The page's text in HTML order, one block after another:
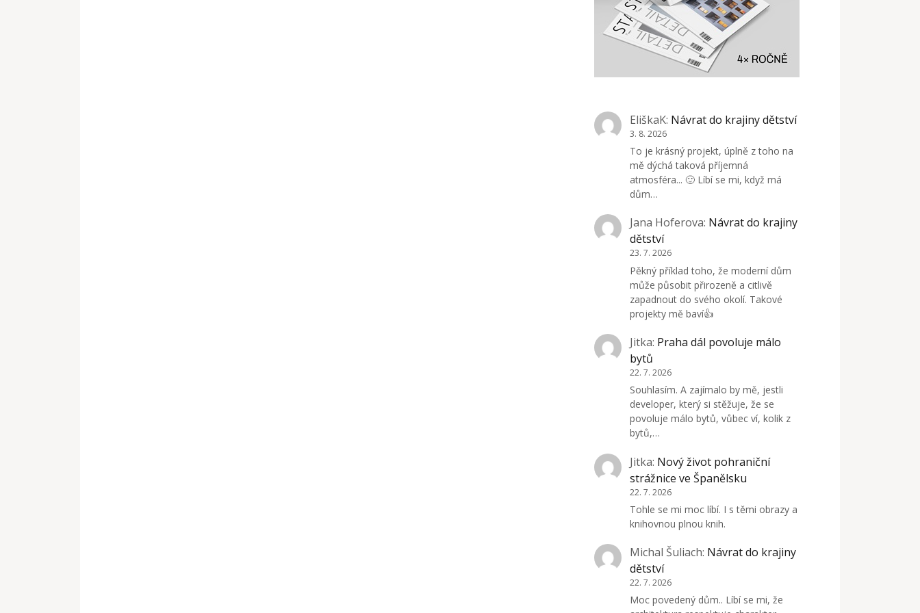
EliškaK: Návrat do krajiny dětství
3. 8. 2026
To je krásný projekt, úplně z toho na
mě dýchá taková příjemná
atmosféra... 🙂 Líbí se mi, když má
dům…
Jana Hoferova: Návrat do krajiny
dětství
23. 7. 2026
Pěkný příklad toho, že moderní dům
může působit přirozeně a citlivě
zapadnout do svého okolí. Takové
projekty mě baví👍
Jitka: Praha dál povoluje málo
bytů
22. 7. 2026
Souhlasím. A zajímalo by mě, jestli
developer, který si stěžuje, že se
povoluje málo bytů, vůbec ví, kolik z
bytů,…
Jitka: Nový život pohraniční
strážnice ve Španělsku
22. 7. 2026
Tohle se mi moc líbí. I s těmi obrazy a
knihovnou plnou knih.
Michal Šuliach: Návrat do krajiny
dětství
22. 7. 2026
Moc povedený dům.. Líbí se mi, že